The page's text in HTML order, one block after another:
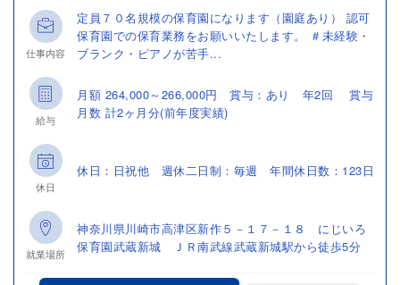
仕事内容
定員７０名規模の保育園になります（園庭あり） 認可
保育園での保育業務をお願いいたします。 ＃未経験・
ブランク・ピアノが苦手...
給与
月額 264,000～266,000円 賞与：あり 年2回 賞与
月数 計2ヶ月分(前年度実績)
休日
休日：日祝他 週休二日制：毎週 年間休日数：123日
就業場所
神奈川県川崎市高津区新作５－１７－１８ にじいろ
保育園武蔵新城 ＪＲ南武線武蔵新城駅から徒歩5分